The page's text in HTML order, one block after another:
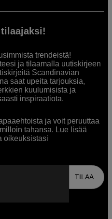
trendeistä!
ja tilaamalla uutiskirjeen
Scandinavian
saat upeita tarjouksia,
kuulumisista ja
inspiraatiota.
ja voit peruuttaa
tahansa. Lue lisää
oikeuksistasi
TILAA